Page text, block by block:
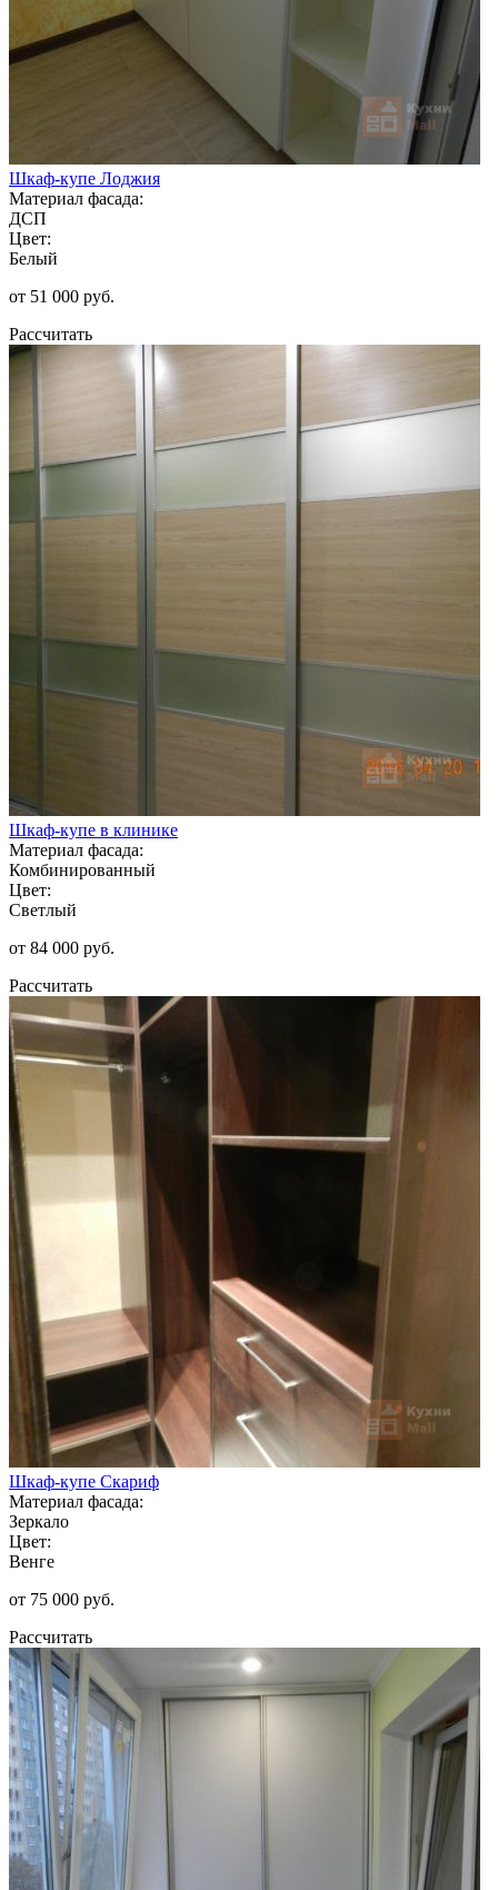
Шкаф-купе Лоджия
Материал фасада:
ДСП
Цвет:
Белый
от 51 000 руб.
Рассчитать
Шкаф-купе в клинике
Материал фасада:
Комбинированный
Цвет:
Светлый
от 84 000 руб.
Рассчитать
Шкаф-купе Скариф
Материал фасада:
Зеркало
Цвет:
Венге
от 75 000 руб.
Рассчитать